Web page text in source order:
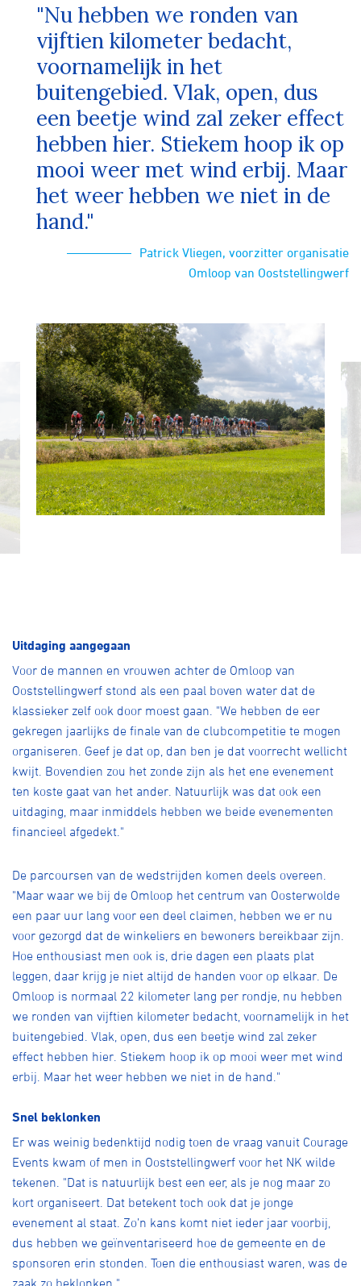
"Nu hebben we ronden van
vijftien kilometer bedacht,
voornamelijk in het
buitengebied. Vlak, open, dus
een beetje wind zal zeker effect
hebben hier. Stiekem hoop ik op
mooi weer met wind erbij. Maar
het weer hebben we niet in de
hand."
Patrick Vliegen, voorzitter organisatie
Omloop van Ooststellingwerf
Uitdaging aangegaan
Voor de mannen en vrouwen achter de Omloop van
Ooststellingwerf stond als een paal boven water dat de
klassieker zelf ook door moest gaan. "We hebben de eer
gekregen jaarlijks de finale van de clubcompetitie te mogen
organiseren. Geef je dat op, dan ben je dat voorrecht wellicht
kwijt. Bovendien zou het zonde zijn als het ene evenement
ten koste gaat van het ander. Natuurlijk was dat ook een
uitdaging, maar inmiddels hebben we beide evenementen
financieel afgedekt."
De parcoursen van de wedstrijden komen deels overeen.
"Maar waar we bij de Omloop het centrum van Oosterwolde
een paar uur lang voor een deel claimen, hebben we er nu
voor gezorgd dat de winkeliers en bewoners bereikbaar zijn.
Hoe enthousiast men ook is, drie dagen een plaats plat
leggen, daar krijg je niet altijd de handen voor op elkaar. De
Omloop is normaal 22 kilometer lang per rondje, nu hebben
we ronden van vijftien kilometer bedacht, voornamelijk in het
buitengebied. Vlak, open, dus een beetje wind zal zeker
effect hebben hier. Stiekem hoop ik op mooi weer met wind
erbij. Maar het weer hebben we niet in de hand."
Snel beklonken
Er was weinig bedenktijd nodig toen de vraag vanuit Courage
Events kwam of men in Ooststellingwerf voor het NK wilde
tekenen. "Dat is natuurlijk best een eer, als je nog maar zo
kort organiseert. Dat betekent toch ook dat je jonge
evenement al staat. Zo’n kans komt niet ieder jaar voorbij,
dus hebben we geïnventariseerd hoe de gemeente en de
sponsoren erin stonden. Toen die enthousiast waren, was de
zaak zo beklonken."